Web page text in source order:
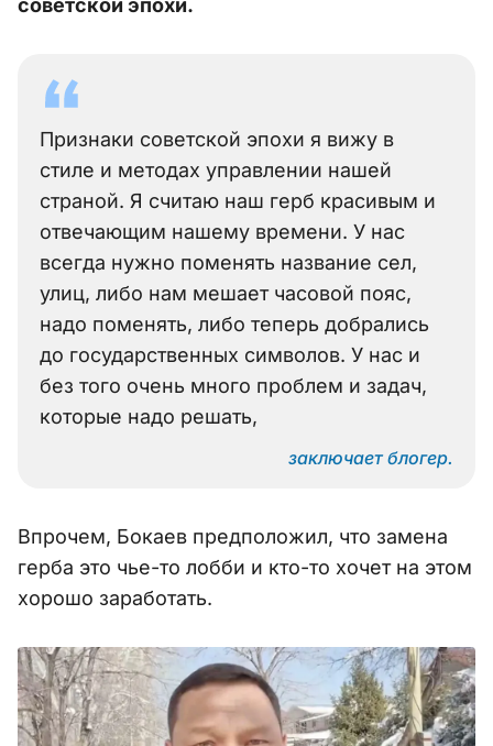
советской эпохи.
Признаки советской эпохи я вижу в
стиле и методах управлении нашей
страной. Я считаю наш герб красивым и
отвечающим нашему времени. У нас
всегда нужно поменять название сел,
улиц, либо нам мешает часовой пояс,
надо поменять, либо теперь добрались
до государственных символов. У нас и
без того очень много проблем и задач,
которые надо решать,
заключает блогер.
Впрочем, Бокаев предположил, что замена
герба это чье-то лобби и кто-то хочет на этом
хорошо заработать.